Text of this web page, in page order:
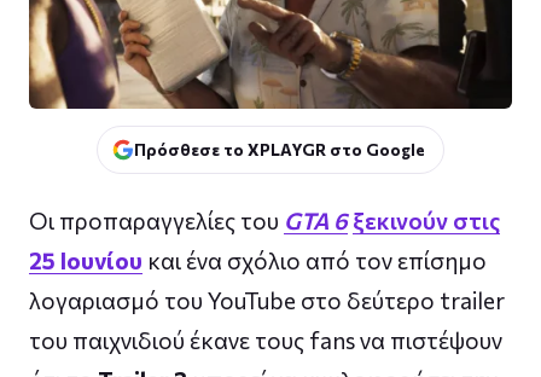
Πρόσθεσε το XPLAYGR στο Google
Οι προπαραγγελίες του GTA 6 ξεκινούν στις
25 Ιουνίου και ένα σχόλιο από τον επίσημο
λογαριασμό του YouTube στο δεύτερο trailer
του παιχνιδιού έκανε τους fans να πιστέψουν